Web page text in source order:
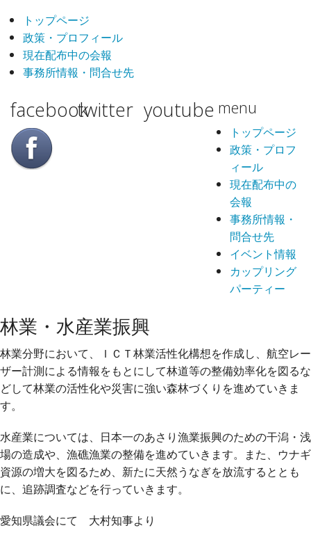
トップページ
政策・プロフィール
現在配布中の会報
事務所情報・問合せ先
facebooktwitter youtube menu
トップページ
政策・プロフ
ィール
現在配布中の
会報
事務所情報・
問合せ先
イベント情報
カップリング
パーティー
林業・水産業振興
林業分野において、ＩＣＴ林業活性化構想を作成し、航空レー
ザー計測による情報をもとにして林道等の整備効率化を図るな
どして林業の活性化や災害に強い森林づくりを進めていきま
す。
水産業については、日本一のあさり漁業振興のための干潟・浅
場の造成や、漁礁漁業の整備を進めていきます。また、ウナギ
資源の増大を図るため、新たに天然うなぎを放流するととも
に、追跡調査などを行っていきます。
愛知県議会にて 大村知事より